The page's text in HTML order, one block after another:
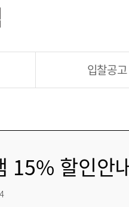
입찰공고
15% 할인안